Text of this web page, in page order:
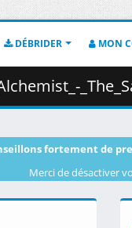
DÉBRIDER MON
fortement de
Merci de désactiver